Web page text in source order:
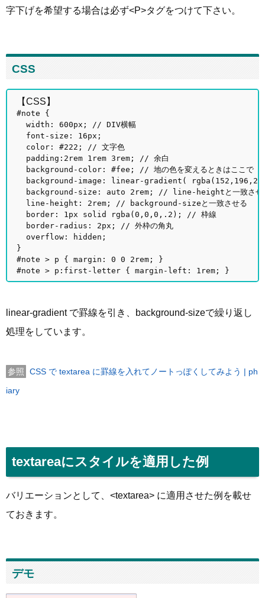
字下げを希望する場合は必ず<P>タグをつけて下さい。
CSS
【CSS】
#note {
width: 600px; // DIV横幅
font-size: 16px;
color: #222; // 文字色
padding:2rem 1rem 3rem; // 余白
background-color: #fee; // 地の色を変えるときはここで
background-image: linear-gradient(
background-size: auto 2rem; // line-heightと一致させ
line-height: 2rem; // background-sizeと一致させる
border: 1px solid rgba(0,0,0,.2); // 枠線
border-radius: 2px; // 外枠の角丸
overflow: hidden;
}
#note > p { margin: 0 0 2rem; }
#note > p:first-letter { margin-left: 1rem; }
linear-gradient で罫線を引き、background-sizeで繰り返し
処理をしています。
CSS で textarea に罫線を入れてノートっぽくしてみよう | ph
iary
textareaにスタイルを適用した例
バリエーションとして、<textarea> に適用させた例を載せ
ておきます。
デモ